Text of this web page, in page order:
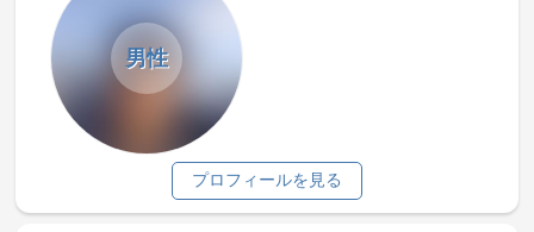
男性
プロフィールを見る